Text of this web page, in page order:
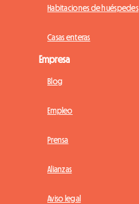
Habitaciones de huéspedes
Casas enteras
Empresa
Blog
Empleo
Prensa
Alianzas
Aviso legal